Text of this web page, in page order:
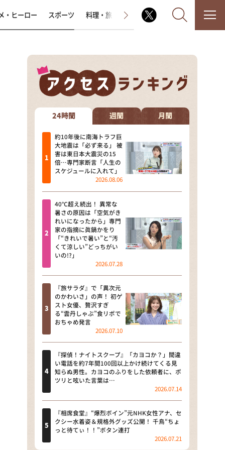
なるみ・岡村の過ぎるTV
相席食堂
これ余談なんですけど・・・
～人生密着トークバラエティ！
～ やすとものいたって真剣です
探偵！ナイトスクープ
news おかえり
河合＆A.B.C-Z塚田×福井アナ
「なんでやねん！？」（news お
かえり）
DAIGOも台所 ～きょうの献立 何
にする？～
本日はダイアンなり！シーズン２
朝だ！生です旅サラダ
教えて！ニュースライブ 正義の
ミカタ
ＬＩＦＥ～夢のカタチ～
新婚さんいらっしゃい！
ポツンと一軒家
ザキ山小屋本館
・ヒーロー スポーツ 料理・旅 ラジオ番組 その他
24時間 週間 月間
約10年後に南海トラフ巨
大地震は「必ず来る」 被
害は東日本大震災の15
倍…専門家断言「人生の
スケジュールに入れて」
2026.08.06
40℃超え続出！ 異常な
暑さの原因は「空気がき
れいになったから」専門
家の指摘に眞鍋かをり
「“きれいで暑い”と“汚
くて涼しい”どっちがい
いの!?」
2026.07.28
『旅サラダ』で「異次元
のかわいさ」の声！ 初ゲ
スト女優、贅沢すぎ
る“雲丹しゃぶ”食リポで
おちゃめ発言
2026.07.10
『探偵！ナイトスクープ』「カヨコか？」間違
い電話を約7年間100回以上かけ続けてくる見
知らぬ男性。カヨコのふりをした依頼者に、ポ
ツリと呟いた言葉は…
2026.07.14
『相席食堂』“爆烈ボイン”元NHK女性アナ、セ
クシー水着姿＆規格外グッズ公開！ 千鳥“ちょ
っと待てぃ！！”ボタン連打
2026.07.21